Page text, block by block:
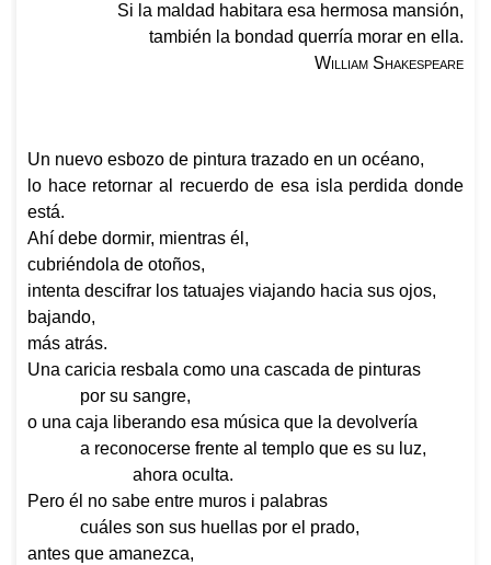
Si la maldad habitara esa hermosa mansión,
también la bondad querría morar en ella.
William Shakespeare
Un nuevo esbozo de pintura trazado en un océano,
lo hace retornar al recuerdo de esa isla perdida donde
está.
Ahí debe dormir, mientras él,
cubriéndola de otoños,
intenta descifrar los tatuajes viajando hacia sus ojos,
bajando,
más atrás.
Una caricia resbala como una cascada de pinturas
por su sangre,
o una caja liberando esa música que la devolvería
a reconocerse frente al templo que es su luz,
ahora oculta.
Pero él no sabe entre muros i palabras
cuáles son sus huellas por el prado,
antes que amanezca,